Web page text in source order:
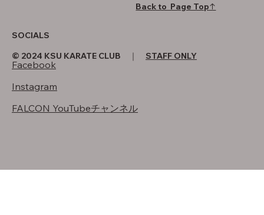
SOCIALS
Facebook
Instagram
FALCON YouTubeチャンネル
Back to Page Top↑
© 2024 KSU KARATE CLUB ｜ STAFF ONLY